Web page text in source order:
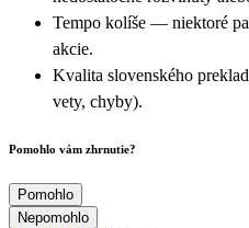
Tempo kolíše — niektoré
akcie.
Kvalita slovenského
vety, chyby).
Pomohlo vám zhrnutie?
Pomohlo
Nepomohlo